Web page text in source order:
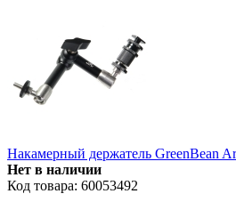
Накамерный держатель GreenBean
Нет в наличии
Код товара: 60053492